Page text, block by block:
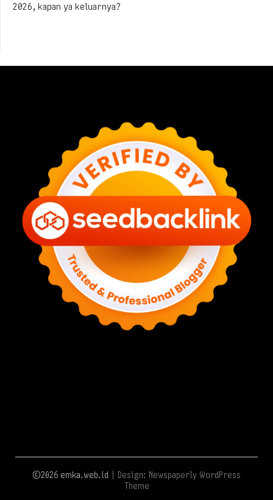
2026, kapan ya keluarnya?
©2026 emka.web.id | Design: Newspaperly WordPress
Theme